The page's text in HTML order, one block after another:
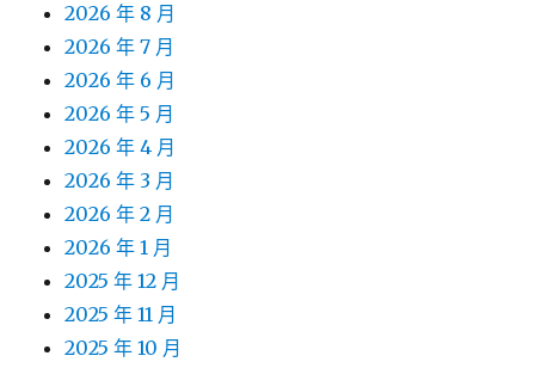
2026 年 8 月
2026 年 7 月
2026 年 6 月
2026 年 5 月
2026 年 4 月
2026 年 3 月
2026 年 2 月
2026 年 1 月
2025 年 12 月
2025 年 11 月
2025 年 10 月